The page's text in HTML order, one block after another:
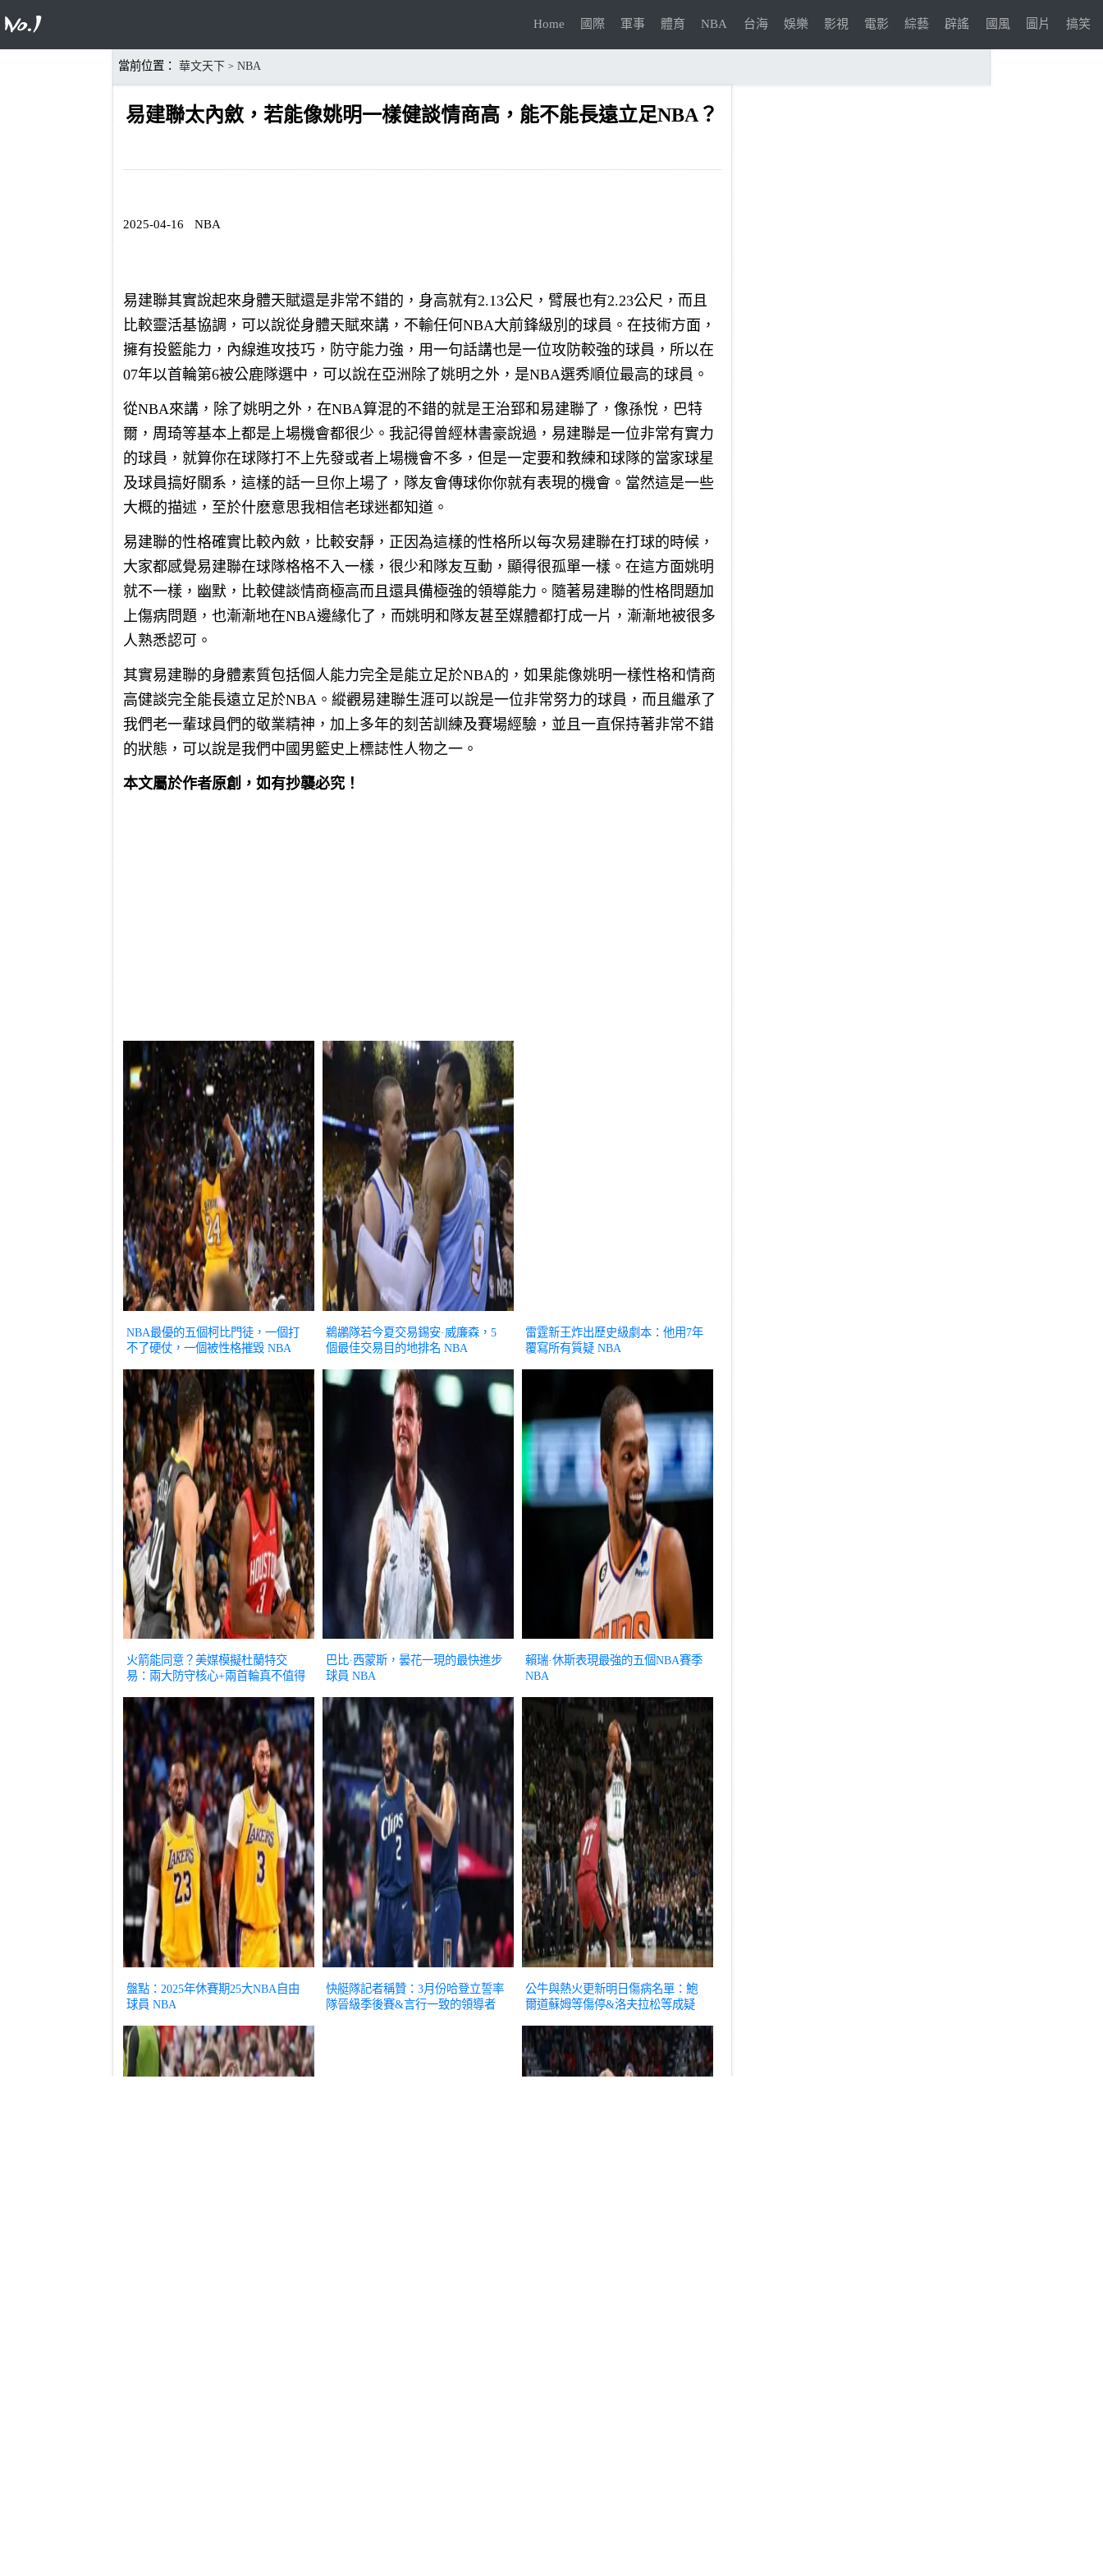
Home 國際 軍事 體育 NBA 台海 娛樂 影視 電影 綜藝 辟謠 國風 圖片 搞笑
當前位置： 華文天下 > NBA
易建聯太內斂，若能像姚明一樣健談情商高，能不能長遠立足NBA？
2025-04-16 NBA
易建聯其實說起來身體天賦還是非常不錯的，身高就有2.13公尺，臂展也有2.23公尺，而且
比較靈活基協調，可以說從身體天賦來講，不輸任何NBA大前鋒級別的球員。在技術方面，
擁有投籃能力，內線進攻技巧，防守能力強，用一句話講也是一位攻防較強的球員，所以在
07年以首輪第6被公鹿隊選中，可以說在亞洲除了姚明之外，是NBA選秀順位最高的球員。
從NBA來講，除了姚明之外，在NBA算混的不錯的就是王治郅和易建聯了，像孫悅，巴特
爾，周琦等基本上都是上場機會都很少。我記得曾經林書豪說過，易建聯是一位非常有實力
的球員，就算你在球隊打不上先發或者上場機會不多，但是一定要和教練和球隊的當家球星
及球員搞好關系，這樣的話一旦你上場了，隊友會傳球你你就有表現的機會。當然這是一些
大概的描述，至於什麽意思我相信老球迷都知道。
易建聯的性格確實比較內斂，比較安靜，正因為這樣的性格所以每次易建聯在打球的時候，
大家都感覺易建聯在球隊格格不入一樣，很少和隊友互動，顯得很孤單一樣。在這方面姚明
就不一樣，幽默，比較健談情商極高而且還具備極強的領導能力。隨著易建聯的性格問題加
上傷病問題，也漸漸地在NBA邊緣化了，而姚明和隊友甚至媒體都打成一片，漸漸地被很多
人熟悉認可。
其實易建聯的身體素質包括個人能力完全是能立足於NBA的，如果能像姚明一樣性格和情商
高健談完全能長遠立足於NBA。縱觀易建聯生涯可以說是一位非常努力的球員，而且繼承了
我們老一輩球員們的敬業精神，加上多年的刻苦訓練及賽場經驗，並且一直保持著非常不錯
的狀態，可以說是我們中國男籃史上標誌性人物之一。
本文屬於作者原創，如有抄襲必究！
NBA最優的五個柯比門徒，一個打
不了硬仗，一個被性格摧毀 NBA
鵜鶘隊若今夏交易錫安·威廉森，5
個最佳交易目的地排名 NBA
雷霆新王炸出歷史級劇本：他用7年
覆寫所有質疑 NBA
火箭能同意？美媒模擬杜蘭特交
易：兩大防守核心+兩首輪真不值得
巴比·西蒙斯，曇花一現的最快進步
球員 NBA
賴瑞·休斯表現最強的五個NBA賽季
NBA
盤點：2025年休賽期25大NBA自由
球員 NBA
快艇隊記者稱贊：3月份哈登立誓率
隊晉級季後賽&言行一致的領導者
公牛與熱火更新明日傷病名單：鮑
爾道蘇姆等傷停&洛夫拉松等成疑